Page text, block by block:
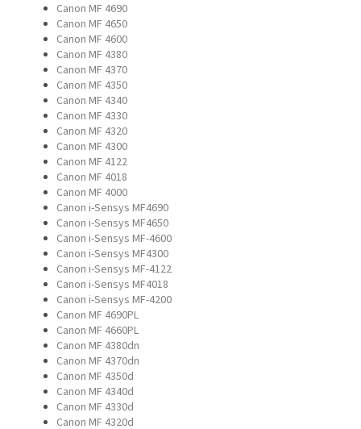
Canon MF 4690
Canon MF 4650
Canon MF 4600
Canon MF 4380
Canon MF 4370
Canon MF 4350
Canon MF 4340
Canon MF 4330
Canon MF 4320
Canon MF 4300
Canon MF 4122
Canon MF 4018
Canon MF 4000
Canon i-Sensys MF4690
Canon i-Sensys MF4650
Canon i-Sensys MF-4600
Canon i-Sensys MF4300
Canon i-Sensys MF-4122
Canon i-Sensys MF4018
Canon i-Sensys MF-4200
Canon MF 4690PL
Canon MF 4660PL
Canon MF 4380dn
Canon MF 4370dn
Canon MF 4350d
Canon MF 4340d
Canon MF 4330d
Canon MF 4320d